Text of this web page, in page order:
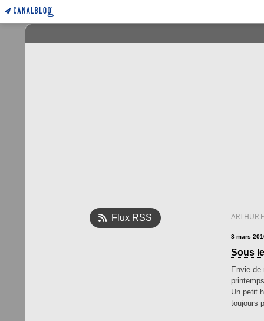
Flux RSS ARTHUR
8 mars
Sous
Envie
Un petit
toujours